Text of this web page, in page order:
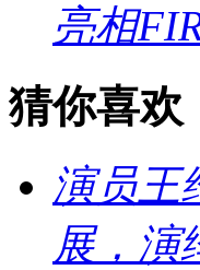
亮相
猜你喜欢
演员王
展，演